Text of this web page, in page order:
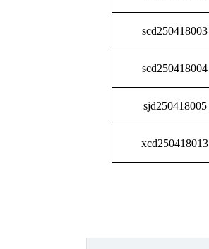
scd250418003
scd250418004
sjd250418005
xcd250418013